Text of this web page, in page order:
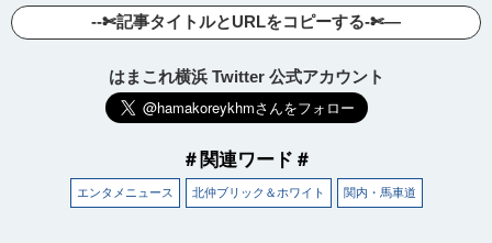
--✄記事タイトルとURLをコピーする-✄—
はまこれ横浜 Twitter 公式アカウント
＃関連ワード＃
エンタメニュース 北仲ブリック＆ホワイト 関内・馬車道